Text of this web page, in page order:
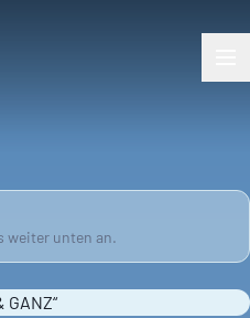
weiter unten an.